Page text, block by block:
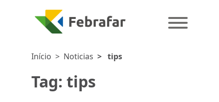
Início > Noticias > tips
Tag: tips